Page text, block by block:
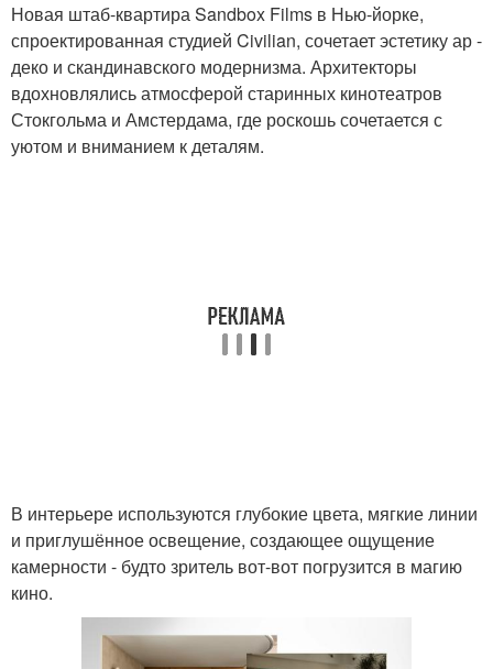
Новая штаб-квартира Sandbox Films в Нью-йорке,
спроектированная студией Civilian, сочетает эстетику ар -
деко и скандинавского модернизма. Архитекторы
вдохновлялись атмосферой старинных кинотеатров
Стокгольма и Амстердама, где роскошь сочетается с
уютом и вниманием к деталям.
В интерьере используются глубокие цвета, мягкие линии
и приглушённое освещение, создающее ощущение
камерности - будто зритель вот-вот погрузится в магию
кино.